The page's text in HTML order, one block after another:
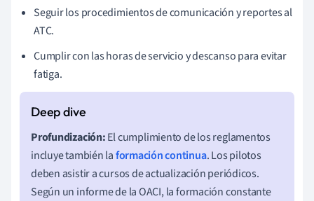
Seguir los procedimientos de comunicación y reportes al
ATC.
Cumplir con las horas de servicio y descanso para evitar
fatiga.
Profundización:El cumplimiento de los reglamentos
incluye también laformación continua. Los pilotos
deben asistir a cursos de actualización periódicos.
Según un informe de la OACI, la formación constante